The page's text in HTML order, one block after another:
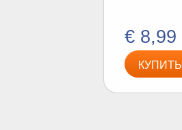
€ 8,99
КУПИТЬ